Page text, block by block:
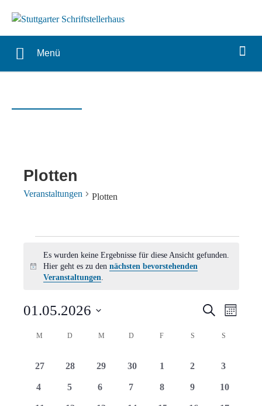
Menü
Plotten
Veranstaltungen Plotten
Hinweis
Es wurden keine Ergebnisse für diese Ansicht gefunden.
Hier geht es zu den nächsten bevorstehenden
Veranstaltungen.
Suche
SucheMonat
01.05.2026
Kalender
von
Veranstaltungen
M MONTAG
DDIENSTAG
M MITTWOCH
D DONNERSTAG
F FREITAGS SAMSTAG
S
0
27
0
28
0
29
0
30
0
1
0
2
0
3
0
4
0
5
0
6
0
7
0
8
0
9
0
10